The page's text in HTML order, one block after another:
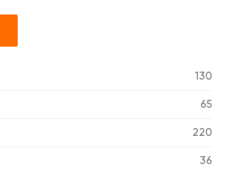
130
65
220
36